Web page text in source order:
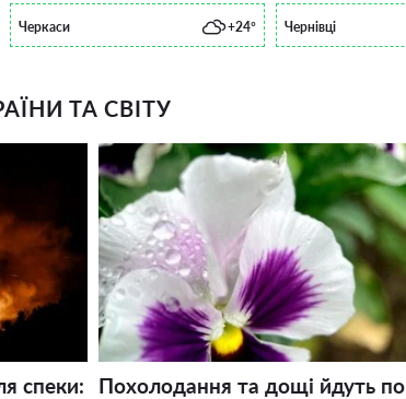
Черкаси +24° Чернівці
ТА СВІТУ
спеки:
Похолодання та дощі йдуть по